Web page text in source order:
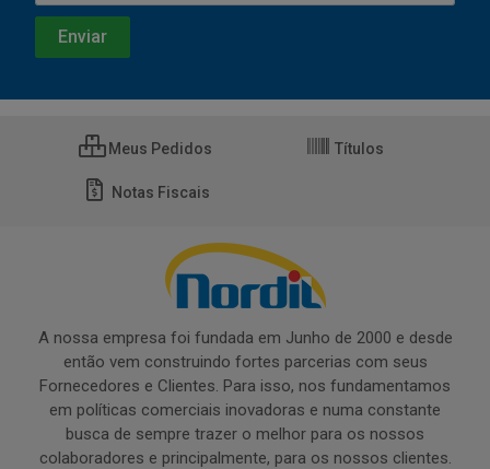
Meus Pedidos Títulos
Notas Fiscais
A nossa empresa foi fundada em Junho de 2000 e desde
então vem construindo fortes parcerias com seus
Fornecedores e Clientes. Para isso, nos fundamentamos
em políticas comerciais inovadoras e numa constante
busca de sempre trazer o melhor para os nossos
colaboradores e principalmente, para os nossos clientes.